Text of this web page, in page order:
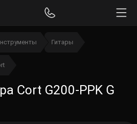
Гитары
Cort G200-PPK G